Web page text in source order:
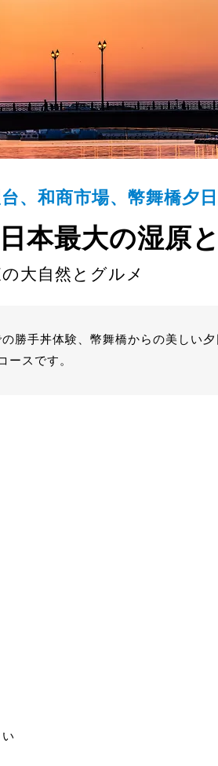
、和商市場、幣舞橋夕日
本最大の湿原
大自然とグルメ
勝手丼体験、幣舞橋からの美しい
ースです。